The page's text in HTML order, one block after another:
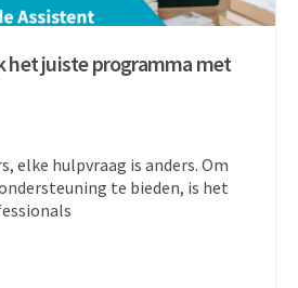
het juiste programma met
elke hulpvraag is anders. Om
te bieden, is het